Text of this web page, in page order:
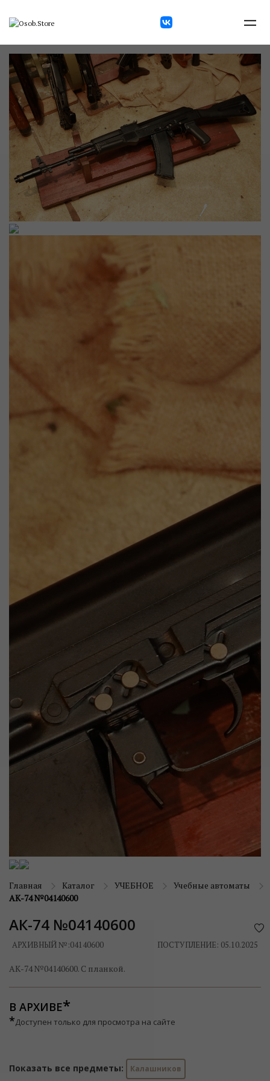
Главная Каталог УЧЕБНОЕ
Учебные автоматы
АК-74 №04140600
АК-74 №04140600
АРХИВНЫЙ №:04140600 ПОСТУПЛЕНИЕ: 05.10.2025
АК-74 №04140600. С планкой.
В АРХИВЕ
*Доступен только для просмотра на сайте
Показать все предметы: Калашников